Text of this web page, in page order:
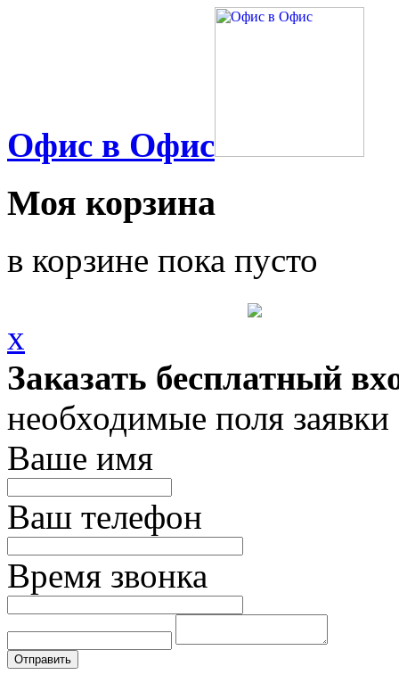
Офис в Офис
Моя корзина
в корзине пока пусто
x
Заказать бесплатный
необходимые поля заявки
Ваше имя
Ваш телефон
Время звонка
Отправить